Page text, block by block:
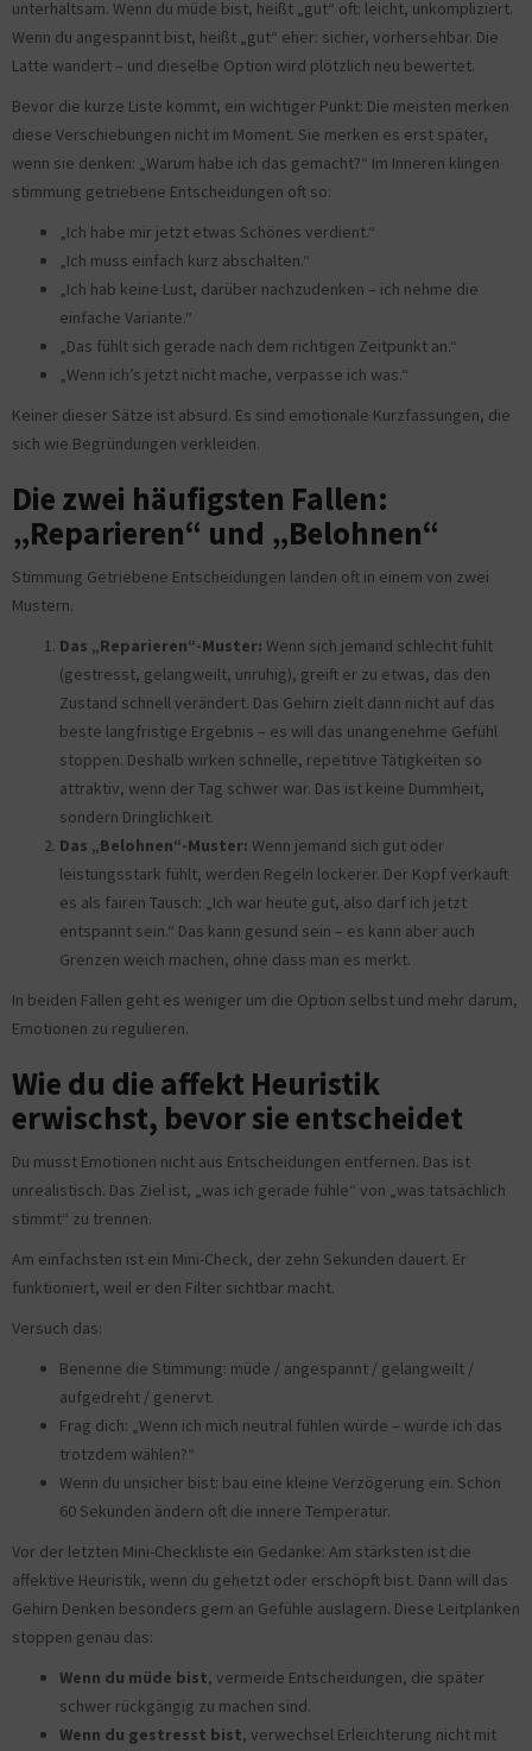
unterhaltsam. Wenn du müde bist, heißt „gut“ oft: leicht, unkompliziert.
Wenn du angespannt bist, heißt „gut“ eher: sicher, vorhersehbar. Die
Latte wandert – und dieselbe Option wird plötzlich neu bewertet.
Bevor die kurze Liste kommt, ein wichtiger Punkt: Die meisten merken
diese Verschiebungen nicht im Moment. Sie merken es erst später,
wenn sie denken: „Warum habe ich das gemacht?“ Im Inneren klingen
stimmung getriebene Entscheidungen oft so:
„Ich habe mir jetzt etwas Schönes verdient.“
„Ich muss einfach kurz abschalten.“
„Ich hab keine Lust, darüber nachzudenken – ich nehme die
einfache Variante.“
„Das fühlt sich gerade nach dem richtigen Zeitpunkt an.“
„Wenn ich’s jetzt nicht mache, verpasse ich was.“
Keiner dieser Sätze ist absurd. Es sind emotionale Kurzfassungen, die
sich wie Begründungen verkleiden.
Die zwei häufigsten Fallen:
„Reparieren“ und „Belohnen“
Stimmung Getriebene Entscheidungen landen oft in einem von zwei
Mustern.
Das „Reparieren“-Muster: Wenn sich jemand schlecht fühlt
(gestresst, gelangweilt, unruhig), greift er zu etwas, das den
Zustand schnell verändert. Das Gehirn zielt dann nicht auf das
beste langfristige Ergebnis – es will das unangenehme Gefühl
stoppen. Deshalb wirken schnelle, repetitive Tätigkeiten so
attraktiv, wenn der Tag schwer war. Das ist keine Dummheit,
sondern Dringlichkeit.
Das „Belohnen“-Muster: Wenn jemand sich gut oder
leistungsstark fühlt, werden Regeln lockerer. Der Kopf verkauft
es als fairen Tausch: „Ich war heute gut, also darf ich jetzt
entspannt sein.“ Das kann gesund sein – es kann aber auch
Grenzen weich machen, ohne dass man es merkt.
In beiden Fällen geht es weniger um die Option selbst und mehr darum,
Emotionen zu regulieren.
Wie du die affekt Heuristik
erwischst, bevor sie entscheidet
Du musst Emotionen nicht aus Entscheidungen entfernen. Das ist
unrealistisch. Das Ziel ist, „was ich gerade fühle“ von „was tatsächlich
stimmt“ zu trennen.
Am einfachsten ist ein Mini-Check, der zehn Sekunden dauert. Er
funktioniert, weil er den Filter sichtbar macht.
Versuch das:
Benenne die Stimmung: müde / angespannt / gelangweilt /
aufgedreht / genervt.
Frag dich: „Wenn ich mich neutral fühlen würde – würde ich das
trotzdem wählen?“
Wenn du unsicher bist: bau eine kleine Verzögerung ein. Schon
60 Sekunden ändern oft die innere Temperatur.
Vor der letzten Mini-Checkliste ein Gedanke: Am stärksten ist die
affektive Heuristik, wenn du gehetzt oder erschöpft bist. Dann will das
Gehirn Denken besonders gern an Gefühle auslagern. Diese Leitplanken
stoppen genau das:
Wenn du müde bist, vermeide Entscheidungen, die später
schwer rückgängig zu machen sind.
Wenn du gestresst bist, verwechsel Erleichterung nicht mit